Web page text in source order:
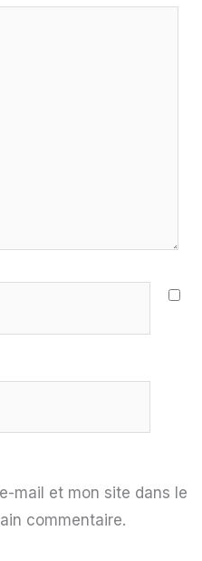
mail et mon site dans le
commentaire.